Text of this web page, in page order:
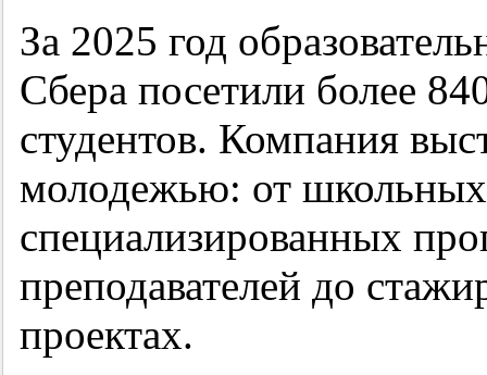
За 2025 год
Сбера посетили более
студентов. Компания
молодежью: от
специализированных
преподавателей до
проектах.